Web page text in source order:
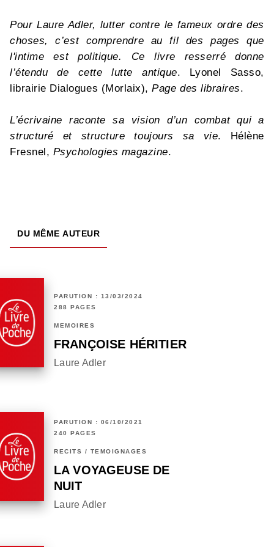
Pour Laure Adler, lutter contre le fameux ordre des
choses, c’est comprendre au fil des pages que
l'intime est politique. Ce livre resserré donne
l’étendu de cette lutte antique. Lyonel Sasso,
librairie Dialogues (Morlaix),Page des libraires.
L’écrivaine raconte sa vision d’un combat qui a
structuré et structure toujours sa vie. Hélène
Fresnel, Psychologies magazine.
DU MÊME AUTEUR
PARUTION : 13/03/2024
288 PAGES
MÉMOIRES
FRANÇOISE HÉRITIER
Laure Adler
PARUTION : 06/10/2021
240 PAGES
RÉCITS / TÉMOIGNAGES
LA VOYAGEUSE DE
NUIT
Laure Adler